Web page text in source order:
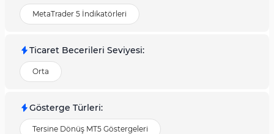
MetaTrader 5 İndikatörleri
Ticaret Becerileri Seviyesi:
Orta
Gösterge Türleri:
Tersine Dönüş MT5 Göstergeleri